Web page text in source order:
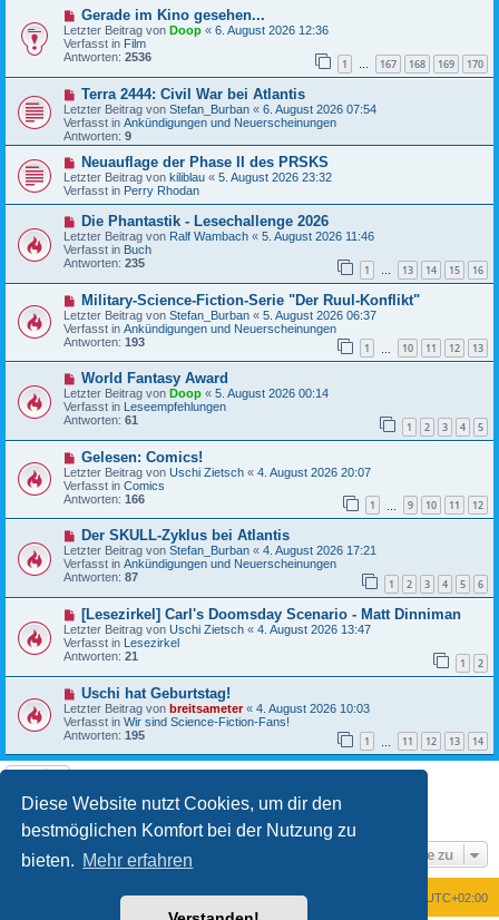
Diese Website nutzt Cookies, um dir den
bestmöglichen Komfort bei der Nutzung zu
bieten. Mehr erfahren
e
i
t
r
N
e
u
e
B
e
i
t
r
a
g
Gerade im Kino gesehen...
Letzter Beitrag von Doop « 6. August 2026 12:36
Verfasst in Film
Antworten: 2536 1 … 167 168 169 170
N
e
u
e
r
B
e
i
t
a
g
Terra 2444: Civil War bei Atlantis
Letzter Beitrag von Stefan_Burban « 6. August 2026 07:54
Verfasst in Ankündigungen und Neuerscheinungen
Antworten: 9
N
e
u
e
B
e
i
t
a
g
Neuauflage der Phase II des PRSKS
Letzter Beitrag von kiliblau « 5. August 2026 23:32
Verfasst in Perry Rhodan
N
e
u
e
r
B
e
i
t
r
g
Die Phantastik - Lesechallenge 2026
Letzter Beitrag von Ralf Wambach « 5. August 2026 11:46
Verfasst in Buch
Antworten: 235 1 … 13 14 15 16
N
e
u
e
r
B
e
i
t
r
g
Military-Science-Fiction-Serie "Der Ruul-Konflikt"
Letzter Beitrag von Stefan_Burban « 5. August 2026 06:37
Verfasst in Ankündigungen und Neuerscheinungen
Antworten: 193 1 10 11 12 13
N
e
u
e
r
B
e
i
t
r
g
World Fantasy Award
Letzter Beitrag von Doop « 5. August 2026 00:14
Verfasst in Leseempfehlungen
Antworten: 61 1 2 3 4 5
N
e
u
e
r
B
i
t
r
g
Gelesen: Comics!
Letzter Beitrag von Uschi Zietsch « 4. August 2026 20:07
Verfasst in Comics
Antworten: 166 1 9 10 11 12
N
e
u
e
B
i
t
r
g
Der SKULL-Zyklus bei Atlantis
Letzter Beitrag von Stefan_Burban « 4. August 2026 17:21
Verfasst in Ankündigungen und Neuerscheinungen
Antworten: 87 1 2 3 4 5 6
N
e
u
e
r
B
e
i
t
r
g
[Lesezirkel] Carl's Doomsday Scenario - Matt Dinniman
Letzter Beitrag von Uschi Zietsch « 4. August 2026 13:47
Verfasst in Lesezirkel
Antworten: 21 1 2
N
e
u
e
r
B
e
t
r
a
g
Uschi hat Geburtstag!
Letzter Beitrag von breitsameter« 4. August 2026 10:03
Verfasst in Wir sind Science-Fiction-Fans!
Antworten: 195 1 11 12 13 14
Die Suche ergab 25 Treffer 1 2
Gehe zu
Foren-Übersicht UTC+02:00